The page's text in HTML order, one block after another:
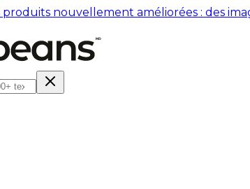
nouvellement améliorées : des